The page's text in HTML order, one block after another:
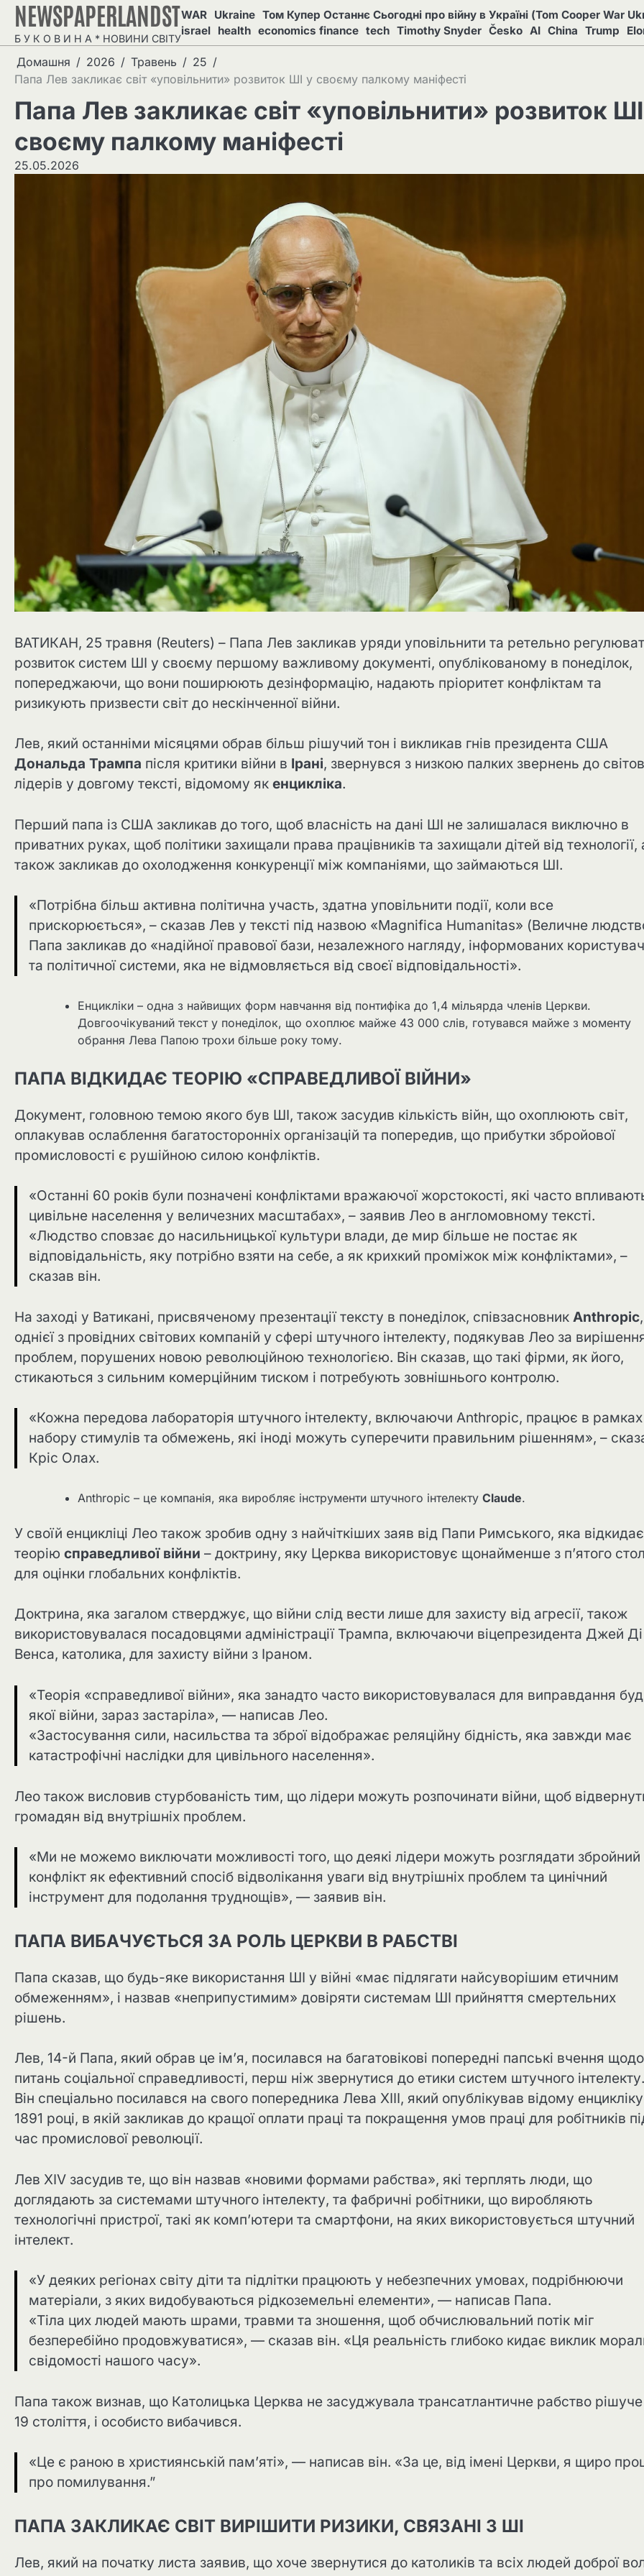
Перейти
вмісту
NEWSPAPERLANDST
Б У К О В И Н А * НОВИНИ СВІТУ
WAR Ukraine Том Купер Останнє Сьогодні про війну в Україні (Tom Cooper War
israel health economics finance tech Timothy Snyder Česko AI China Trump
Домашня 2026 Травень
25
Папа Лев закликає світ «уповільнити» розвиток ШІ у своєму палкому маніфесті
Папа Лев закликає світ «уповільнити» розвиток
своєму палкому маніфесті
25.05.2026
ВАТИКАН, 25 травня (Reuters) – Папа Лев закликав уряди уповільнити та ретельно
розвиток систем ШІ у своєму першому важливому документі, опублікованому в понеділок,
попереджаючи, що вони поширюють дезінформацію, надають пріоритет конфліктам та
ризикують призвести світ до нескінченної війни.
Лев, який останніми місяцями обрав більш рішучий тон і викликав гнів президента США
Дональда Трампа після критики війни в Ірані, звернувся з низкою палких звернень до
лідерів у довгому тексті, відомому як енцикліка.
Перший папа із США закликав до того, щоб власність на дані ШІ не залишалася виключно в
приватних руках, щоб політики захищали права працівників та захищали дітей від технології,
також закликав до охолодження конкуренції між компаніями, що займаються ШІ.
«Потрібна більш активна політична участь, здатна уповільнити події, коли все
прискорюється», – сказав Лев у тексті під назвою «Magnifica Humanitas» (Величне
Папа закликав до «надійної правової бази, незалежного нагляду, інформованих
та політичної системи, яка не відмовляється від своєї відповідальності».
Енцикліки – одна з найвищих форм навчання від понтифіка до 1,4 мільярда членів Церкви.
Довгоочікуваний текст у понеділок, що охоплює майже 43 000 слів, готувався майже з моменту
обрання Лева Папою трохи більше року тому.
ПАПА ВІДКИДАЄ ТЕОРІЮ «СПРАВЕДЛИВОЇ ВІЙНИ»
Документ, головною темою якого був ШІ, також засудив кількість війн, що охоплюють світ,
оплакував ослаблення багатосторонніх організацій та попередив, що прибутки збройової
промисловості є рушійною силою конфліктів.
«Останні 60 років були позначені конфліктами вражаючої жорстокості, які часто
цивільне населення у величезних масштабах», – заявив Лео в англомовному тексті.
«Людство сповзає до насильницької культури влади, де мир більше не постає як
відповідальність, яку потрібно взяти на себе, а як крихкий проміжок між конфліктами», –
сказав він.
На заході у Ватикані, присвяченому презентації тексту в понеділок, співзасновник Anthropic,
однієї з провідних світових компаній у сфері штучного інтелекту, подякував Лео за
проблем, порушених новою революційною технологією. Він сказав, що такі фірми, як його,
стикаються з сильним комерційним тиском і потребують зовнішнього контролю.
«Кожна передова лабораторія штучного інтелекту, включаючи Anthropic, працює в рамках
набору стимулів та обмежень, які іноді можуть суперечити правильним рішенням», –
Кріс Олах.
Anthropic – це компанія, яка виробляє інструменти штучного інтелекту Claude.
У своїй енцикліці Лео також зробив одну з найчіткіших заяв від Папи Римського, яка відкидає
теорію справедливої ​​війни – доктрину, яку Церква використовує щонайменше з п’ятого
для оцінки глобальних конфліктів.
Доктрина, яка загалом стверджує, що війни слід вести лише для захисту від агресії, також
використовувалася посадовцями адміністрації Трампа, включаючи віцепрезидента Джей Ді
Венса, католика, для захисту війни з Іраном.
«Теорія «справедливої ​​війни», яка занадто часто використовувалася для виправдання
якої війни, зараз застаріла», — написав Лео.
«Застосування сили, насильства та зброї відображає реляційну бідність, яка завжди має
катастрофічні наслідки для цивільного населення».
Лео також висловив стурбованість тим, що лідери можуть розпочинати війни, щоб
громадян від внутрішніх проблем.
«Ми не можемо виключати можливості того, що деякі лідери можуть розглядати збройний
конфлікт як ефективний спосіб відволікання уваги від внутрішніх проблем та цинічний
інструмент для подолання труднощів», — заявив він.
ПАПА ВИБАЧУЄТЬСЯ ЗА РОЛЬ ЦЕРКВИ В РАБСТВІ
Папа сказав, що будь-яке використання ШІ у війні «має підлягати найсуворішим етичним
обмеженням», і назвав «неприпустимим» довіряти системам ШІ прийняття смертельних
рішень.
Лев, 14-й Папа, який обрав це ім’я, посилався на багатовікові попередні папські вчення щодо
питань соціальної справедливості, перш ніж звернутися до етики систем штучного інтелекту.
Він спеціально посилався на свого попередника Лева XIII, який опублікував відому
1891 році, в якій закликав до кращої оплати праці та покращення умов праці для робітників
час промислової революції.
Лев XIV засудив те, що він назвав «новими формами рабства», які терплять люди, що
доглядають за системами штучного інтелекту, та фабричні робітники, що виробляють
технологічні пристрої, такі як комп’ютери та смартфони, на яких використовується штучний
інтелект.
«У деяких регіонах світу діти та підлітки працюють у небезпечних умовах, подрібнюючи
матеріали, з яких видобуваються рідкоземельні елементи», — написав Папа.
«Тіла цих людей мають шрами, травми та зношення, щоб обчислювальний потік міг
безперебійно продовжуватися», — сказав він. «Ця реальність глибоко кидає виклик
свідомості нашого часу».
Папа також визнав, що Католицька Церква не засуджувала трансатлантичне рабство
19 століття, і особисто вибачився.
«Це є раною в християнській пам’яті», — написав він. «За це, від імені Церкви, я щиро
про помилування.”
ПАПА ЗАКЛИКАЄ СВІТ ВИРІШИТИ РИЗИКИ, СВЯЗАНІ З ШІ
Лев, який на початку листа заявив, що хоче звернутися до католиків та всіх людей доброї